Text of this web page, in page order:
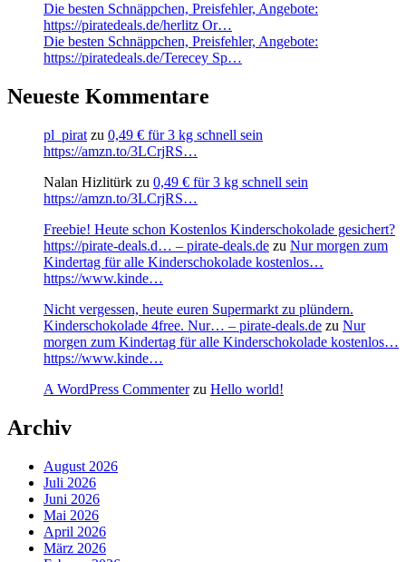
Die besten Schnäppchen, Preisfehler, Angebote:
https://piratedeals.de/herlitz Or…
Die besten Schnäppchen, Preisfehler, Angebote:
https://piratedeals.de/Terecey Sp…
Neueste Kommentare
pl_pirat zu 0,49 € für 3 kg schnell sein
https://amzn.to/3LCrjRS…
Nalan Hizlitürk zu 0,49 € für 3 kg schnell sein
https://amzn.to/3LCrjRS…
Freebie! Heute schon Kostenlos Kinderschokolade gesichert?
https://pirate-deals.d… – pirate-deals.de zu Nur morgen zum
Kindertag für alle Kinderschokolade kostenlos…
https://www.kinde…
Nicht vergessen, heute euren Supermarkt zu plündern.
Kinderschokolade 4free. Nur… – pirate-deals.de zu Nur
morgen zum Kindertag für alle Kinderschokolade kostenlos…
https://www.kinde…
A WordPress Commenterzu Hello world!
Archiv
August 2026
Juli 2026
Juni 2026
Mai 2026
April 2026
März 2026